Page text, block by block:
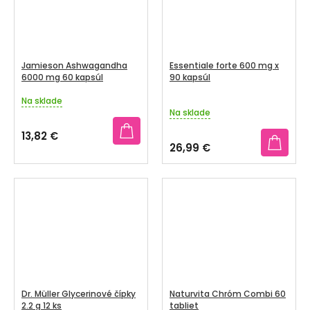
Jamieson Ashwagandha
6000 mg 60 kapsúl
Priemerné
produktu
je
z
5
Na sklade
13,82 €
Essentiale forte 600 mg x
90 kapsúl
Na sklade
26,99 €
Dr. Müller Glycerinové čípky
2.2 g 12 ks
Naturvita Chróm Combi 60
tabliet